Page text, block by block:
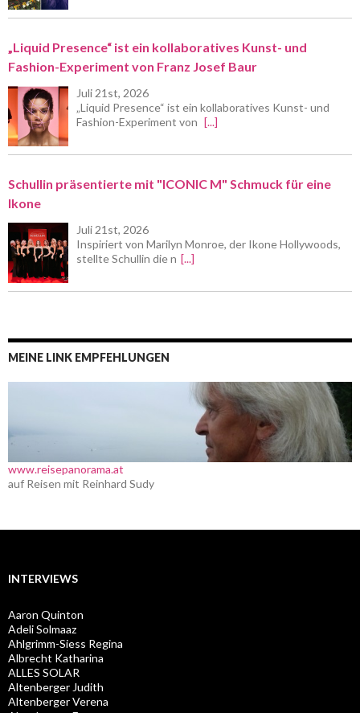
„Liquid Presence“ ist ein kollaboratives Kunst- und
Fashion-Experiment von Franz Josef Baur
Juli 21st, 2026
„Liquid Presence“ ist ein kollaboratives Kunst- und
Fashion-Experiment von
[...]
Schullin präsentierte mit "ICONIC M" Schmuck für eine
Ikone
Juli 21st, 2026
Inspiriert von Marilyn Monroe, der Ikone Hollywoods,
stellte Schullin die n [...]
MEINE LINK EMPFEHLUNGEN
www.reisepanorama.at
auf Reisen mit Reinhard Sudy
INTERVIEWS
Aaron Quinton
Adeli Solmaaz
Ahlgrimm-Siess Regina
Albrecht Katharina
ALLES SOLAR
Altenberger Judith
Altenberger Verena